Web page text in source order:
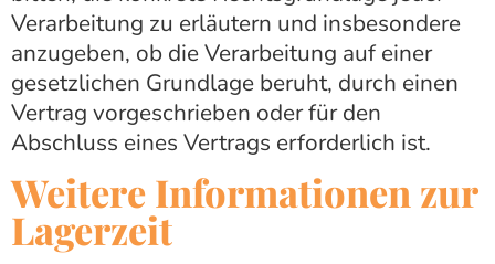
Verarbeitung zu erläutern und insbesondere
anzugeben, ob die Verarbeitung auf einer
gesetzlichen Grundlage beruht, durch einen
Vertrag vorgeschrieben oder für den
Abschluss eines Vertrags erforderlich ist.
Weitere Informationen zur
Lagerzeit